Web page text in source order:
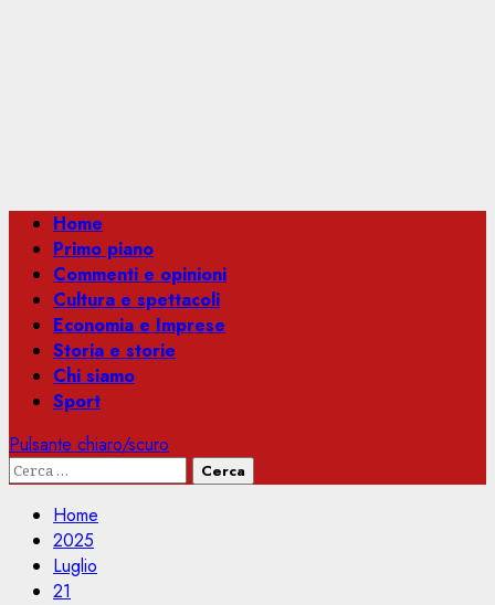
Menu
principale
Home
Primo piano
Commenti e opinioni
Cultura e spettacoli
Economia e Imprese
Storia e storie
Chi siamo
Sport
Pulsante chiaro/scuro
Ricerca
Home
2025
Luglio
21